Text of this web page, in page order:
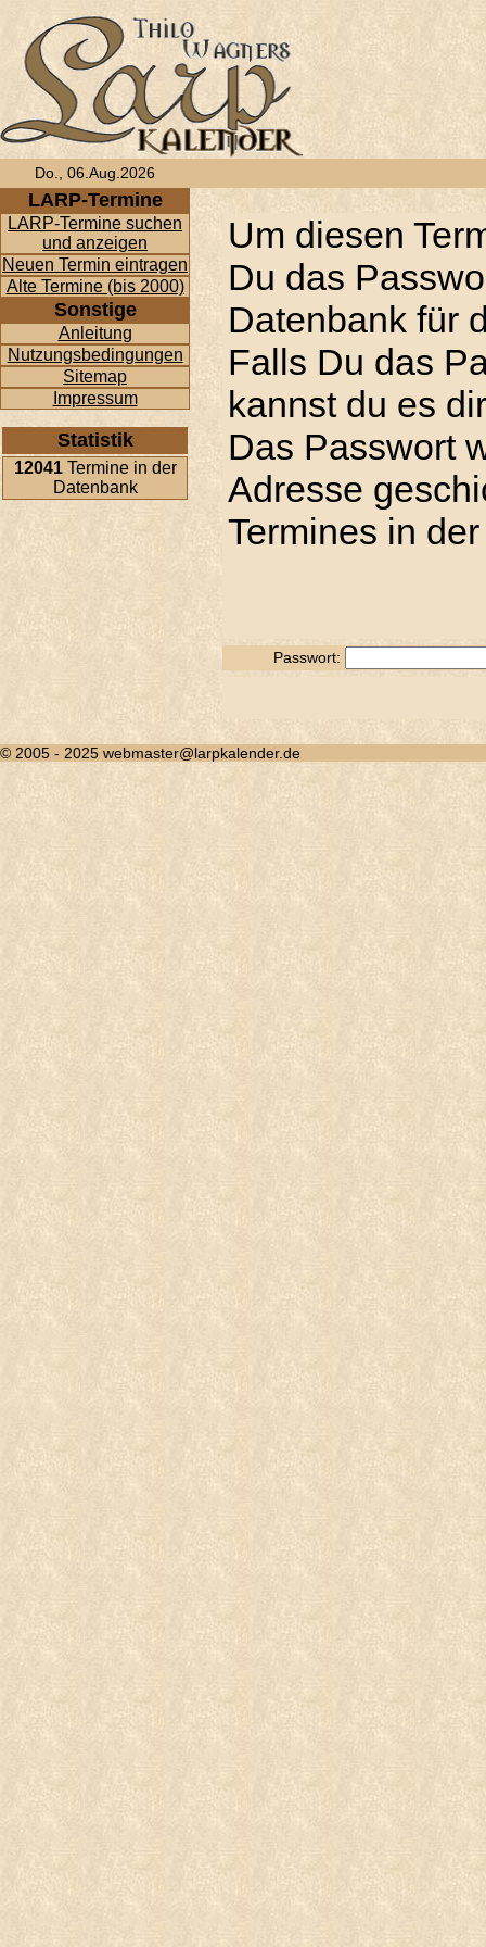
Do., 06.Aug.2026
LARP-Termine
LARP-Termine suchen
und anzeigen
Neuen Termin eintragen
Alte Termine (bis 2000)
Sonstige
Anleitung
Nutzungsbedingungen
Sitemap
Impressum
Statistik
12041Termine in der
Datenbank
Um diesen
Du das
Datenbank für
Falls Du das
kannst du es
Das Passwort
Adresse
Termines in
Passwort:
© 2005 - 2025 webmaster@larpkalender.de